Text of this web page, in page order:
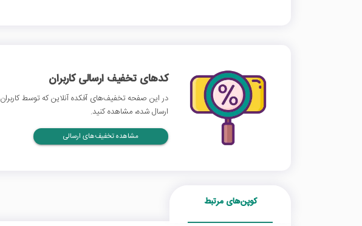
کدهای تخفیف ارسالی کاربران
در این صفحه تخفیف‌های آفکده آنلاین که توسط کاربران
ارسال شده، مشاهده کنید.
مشاهده تخفیف‌های ارسالی
کوپن‌های مرتبط